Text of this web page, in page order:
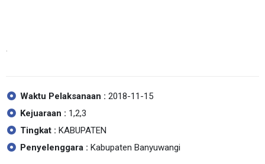
Waktu Pelaksanaan : 2018-11-15
Kejuaraan : 1,2,3
Tingkat : KABUPATEN
Penyelenggara : Kabupaten Banyuwangi